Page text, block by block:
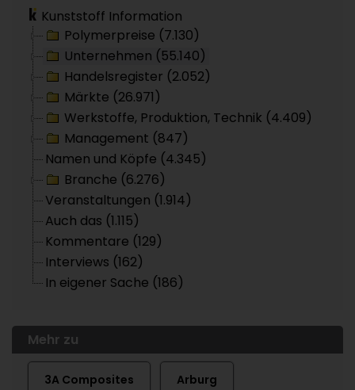
Kunststoff Information
Polymerpreise (7.130)
Unternehmen (55.140)
Handelsregister (2.052)
Märkte (26.971)
Werkstoffe, Produktion, Technik (4.409)
Management (847)
Namen und Köpfe (4.345)
Branche (6.276)
Veranstaltungen (1.914)
Auch das (1.115)
Kommentare (129)
Interviews (162)
In eigener Sache (186)
Mehr zu
3A Composites Arburg